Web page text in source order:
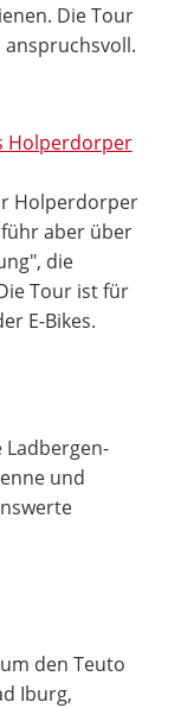
Die Tour
anspruchsvoll.
Holperdorper
Holperdorper
aber über
die
Tour ist für
E-Bikes.
Ladbergen-
und
den Teuto
Iburg,